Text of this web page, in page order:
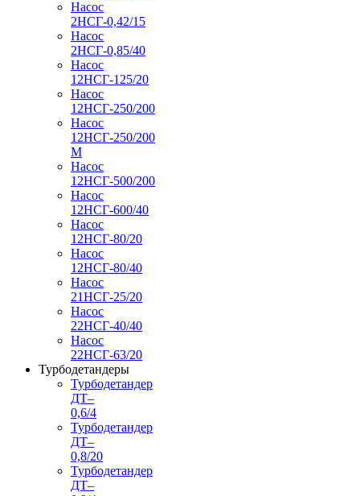
Насос
2НСГ-0,42/15
Насос
2НСГ-0,85/40
Насос
12НСГ-125/20
Насос
12НСГ-250/200
Насос
12НСГ-250/200
М
Насос
12НСГ-500/200
Насос
12НСГ-600/40
Насос
12НСГ-80/20
Насос
12НСГ-80/40
Насос
21НСГ-25/20
Насос
22НСГ-40/40
Насос
22НСГ-63/20
Турбодетандеры
Турбодетандер
ДТ–
0,6/4
Турбодетандер
ДТ–
0,8/20
Турбодетандер
ДТ–